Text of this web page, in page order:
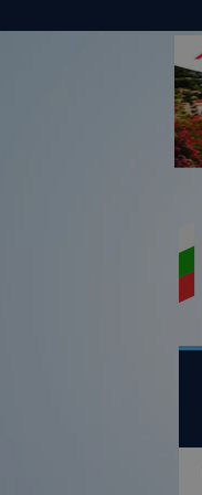
u
i
b